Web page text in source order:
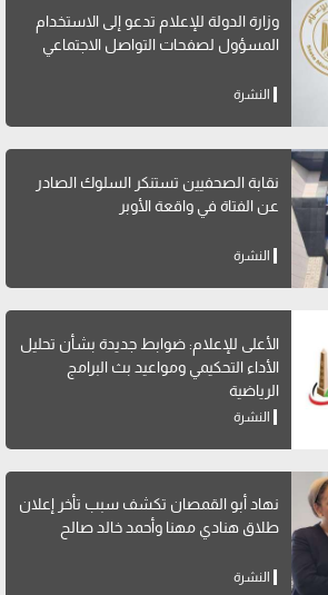
وزارة الدولة للإعلام تدعو إلى الاستخدام
المسؤول لصفحات التواصل الاجتماعي
النشرة
نقابة الصحفيين تستنكر السلوك الصادر
عن الفتاة في واقعة الأوبر
النشرة
الأعلى للإعلام: ضوابط جديدة بشأن تحليل
الأداء التحكيمي ومواعيد بث البرامج
الرياضية
النشرة
نهاد أبو القمصان تكشف سبب تأخر إعلان
طلاق هنادي مهنا وأحمد خالد صالح
النشرة